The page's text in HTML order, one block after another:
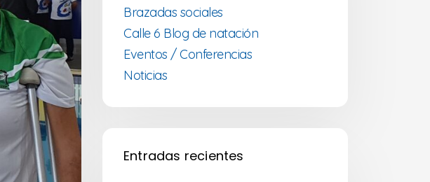
Brazadas sociales
Calle 6 Blog de natación
Eventos / Conferencias
Noticias
Entradas recientes